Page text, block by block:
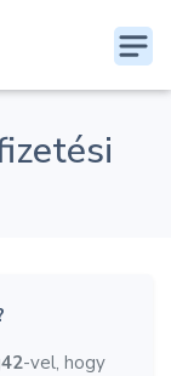
-vel, hogy